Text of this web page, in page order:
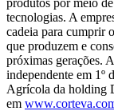
produtos por meio
tecnologias. A
cadeia para cumprir
que produzem e
próximas gerações.
independente em 1º
Agrícola da holding
em